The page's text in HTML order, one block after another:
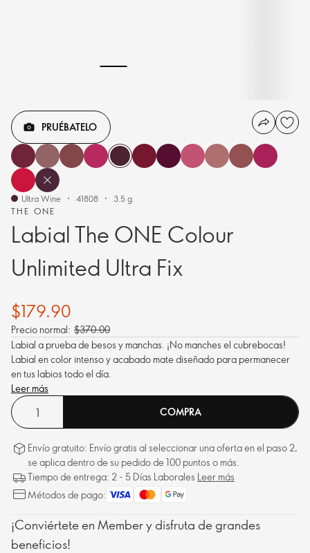
THE ONE
Labial The ONE Colour
Unlimited Ultra Fix
PRUÉBATELO
Ultra Wine 41808 3.5 g.
$179.90
Precio normal: $370.00
Labial a prueba de besos y manchas. ¡No manches el cubrebocas!
Labial en color intenso y acabado mate diseñado para permanecer
en tus labios todo el día.
Leer más
COMPRA
Envío gratuito: Envío gratis al seleccionar una oferta en el paso 2,
se aplica dentro de su pedido de 100 puntos o más.
Tiempo de entrega: 2 - 5 Días Laborales Leer más
Métodos de pago:
¡Conviértete en Member y disfruta de grandes
beneficios!